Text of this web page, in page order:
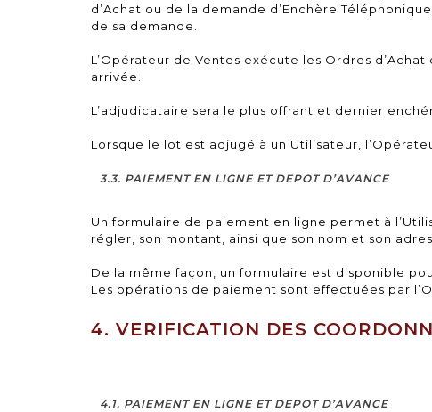
d’Achat ou de la demande d’Enchère
de sa demande.
L’Opérateur de Ventes exécute les Ordres
arrivée.
L’adjudicataire sera le plus offrant et dernier
Lorsque le lot est adjugé à un Utilisateur,
3.3. PAIEMENT EN LIGNE ET DEPOT D’AVANCE
Un formulaire de paiement en ligne permet à
régler, son montant, ainsi que son nom et son
De la même façon, un formulaire est disponible
Les opérations de paiement sont effectuées par
4. VERIFICATION DES
4.1. PAIEMENT EN LIGNE ET DEPOT D’AVANCE